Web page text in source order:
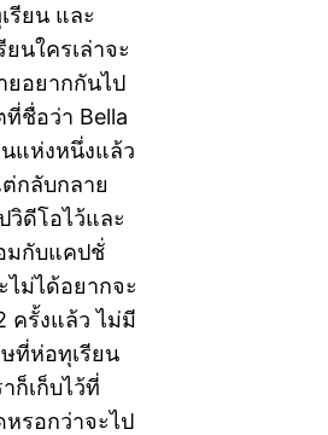
รียน และ
นใครเล่าจะ
ยอยากกันไป
ที่ชื่อว่า Bella
แห่งหนึ่งแล้ว
กลับกลาย
ดีโอไว้และ
มกับแคปชั่
ม่ได้อยากจะ
ครั้งแล้ว ไม่มี
ที่ห่อทุเรียน
ก็เก็บไว้ที่
หรอกว่าจะไป